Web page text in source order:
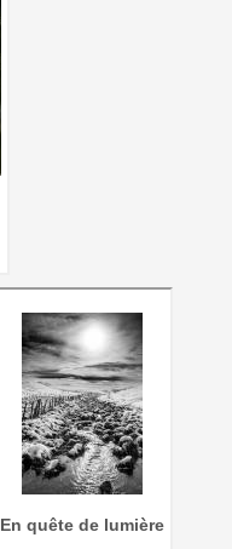
En quête de lumière